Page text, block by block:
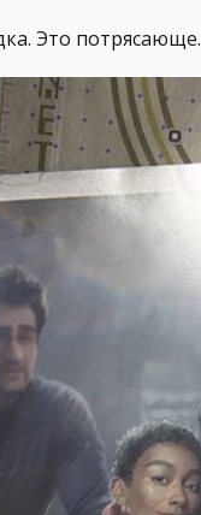
Это потрясающе.